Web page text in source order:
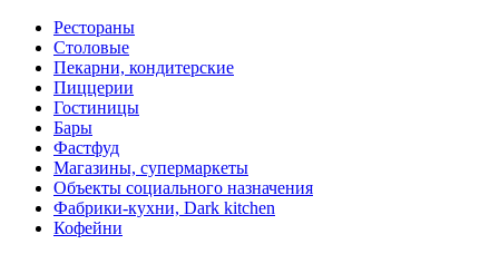
Рестораны
Столовые
Пекарни, кондитерские
Пиццерии
Гостиницы
Бары
Фастфуд
Магазины, супермаркеты
Объекты социального назначения
Фабрики-кухни, Dark kitchen
Кофейни